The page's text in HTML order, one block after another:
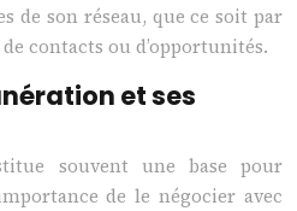
de son réseau, que ce soit par
contacts ou d’opportunités.
et ses
souvent une base pour
de le négocier avec